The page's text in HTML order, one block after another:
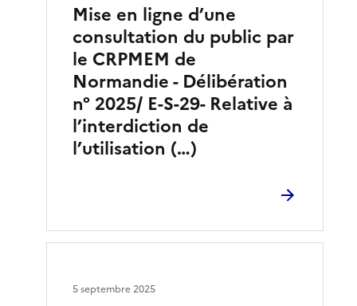
Mise en ligne d’une
consultation du public par
le CRPMEM de
Normandie - Délibération
n° 2025/ E-S-29- Relative à
l’interdiction de
l’utilisation (…)
5 septembre 2025